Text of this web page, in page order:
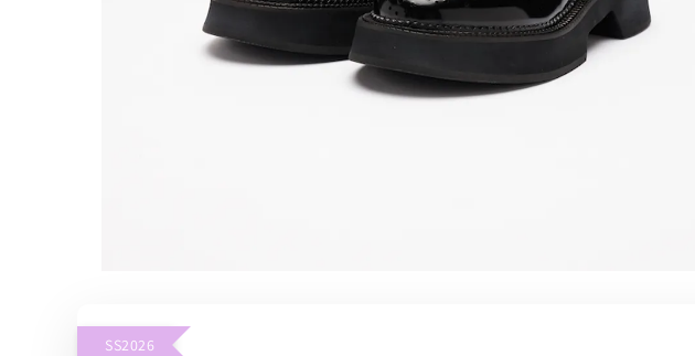
SS2026